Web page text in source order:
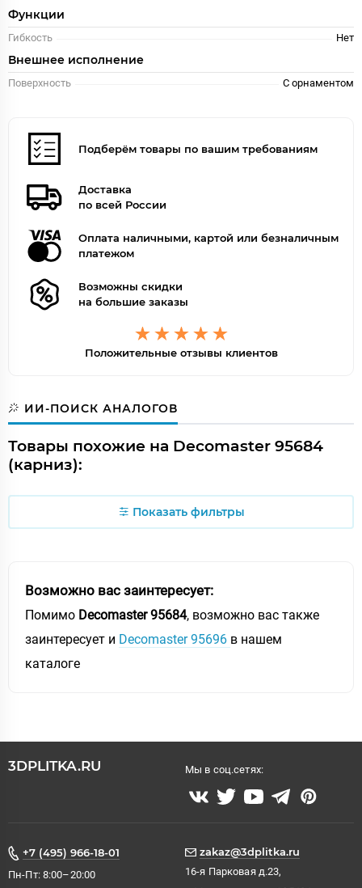
Функции
Гибкость Нет
Внешнее исполнение
Поверхность С орнаментом
Подберём товары по вашим требованиям
Доставка
по всей России
Оплата наличными, картой или безналичным
платежом
Возможны скидки
на большие заказы
Положительные отзывы клиентов
ИИ-ПОИСК АНАЛОГОВ
Товары похожие на Decomaster 95684
(карниз):
Показать фильтры
Возможно вас заинтересует:
Помимо Decomaster 95684, возможно вас также
заинтересует и Decomaster 95696 в нашем
каталоге
3DPLITKA.RU Мы в соц.сетях:
+7 (495) 966-18-01
Пн-Пт: 8:00–20:00
zakaz@3dplitka.ru
16-я Парковая д.23,